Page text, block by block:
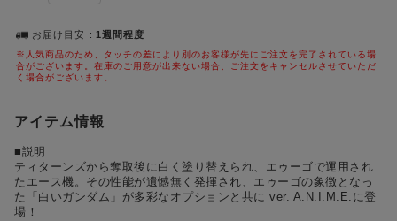
お届け目安 1週間程度
※人気商品のため、タッチの差により別のお客様が先にご注文を完了されている場
合がございます。在庫のご用意が出来ない場合、ご注文をキャンセルさせていただ
く場合がございます。
アイテム情報
■説明
ティターンズから奪取後に白く塗り替えられ、エゥーゴで運用され
たエース機。その性能が遺憾無く発揮され、エゥーゴの象徴となっ
た「白いガンダム」が多彩なオプションと共に ver. A.N.I.M.E.に登
場！